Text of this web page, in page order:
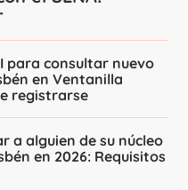
para consultar nuevo
en Ventanilla
registrarse
a alguien de su núcleo
en 2026: Requisitos